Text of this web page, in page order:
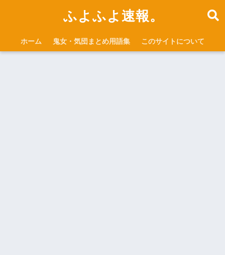
ふよふよ速報。
ホーム 鬼女・気団まとめ用語集 このサイトについて